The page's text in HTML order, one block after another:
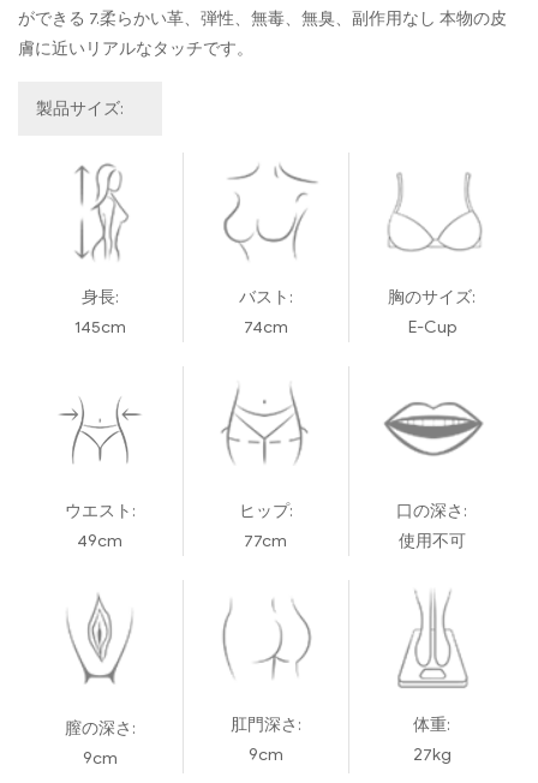
ができる 7.柔らかい革、弾性、無毒、無臭、副作用なし 本物の皮
膚に近いリアルなタッチです。
製品サイズ:
身長:
145cm
バスト:
74cm
胸のサイズ:
E-Cup
ウエスト:
49cm
ヒップ:
77cm
口の深さ:
使用不可
膣の深さ:
9cm
肛門深さ:
9cm
体重:
27kg